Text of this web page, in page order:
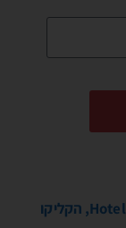
לבדיקת זמינות ומחירים ב-Hotel Li Finistreddi, הקליקו